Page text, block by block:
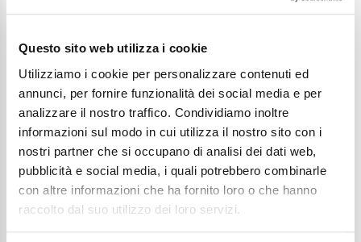
Questo sito web utilizza i cookie
Utilizziamo i cookie per personalizzare contenuti ed
annunci, per fornire funzionalità dei social media e per
analizzare il nostro traffico. Condividiamo inoltre
informazioni sul modo in cui utilizza il nostro sito con i
nostri partner che si occupano di analisi dei dati web,
pubblicità e social media, i quali potrebbero combinarle
con altre informazioni che ha fornito loro o che hanno
raccolto dal suo utilizzo dei loro servizi.